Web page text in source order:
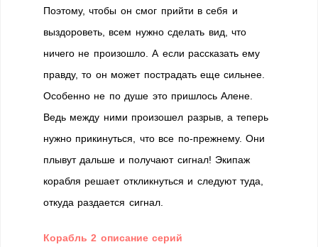
Поэтому, чтобы он смог прийти в себя и
выздороветь, всем нужно сделать вид, что
ничего не произошло. А если рассказать ему
правду, то он может пострадать еще сильнее.
Особенно не по душе это пришлось Алене.
Ведь между ними произошел разрыв, а теперь
нужно прикинуться, что все по-прежнему. Они
плывут дальше и получают сигнал! Экипаж
корабля решает откликнуться и следуют туда,
откуда раздается сигнал.
Корабль 2 описание серий